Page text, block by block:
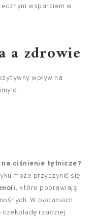
wsparciem w
a zdrowie
wpływ na
o:
ciśnienie tętnicze?
może przyczynić się
, które poprawiają
W badaniach
czekoladę rzadziej